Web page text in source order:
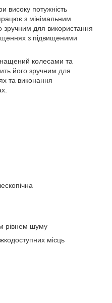
високу потужність
з мінімальним
для використання
з підвищеними
колесами та
його зручним для
та виконання
рівнем шуму
місць